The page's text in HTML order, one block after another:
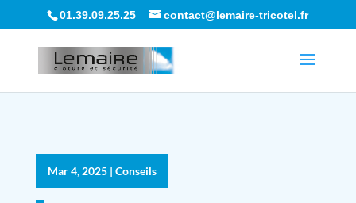
01.39.09.25.25 contact@lemaire-tricotel.fr
Mar 4, 2025| Conseils